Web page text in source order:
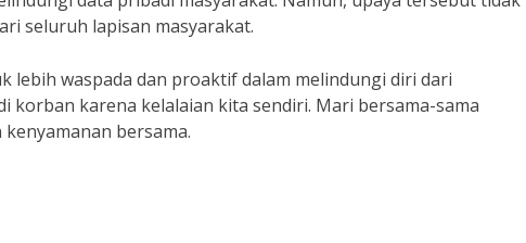
seluruh lapisan masyarakat.
lebih waspada dan proaktif dalam melindungi diri dari
korban karena kelalaian kita sendiri. Mari bersama-sama
bersama.